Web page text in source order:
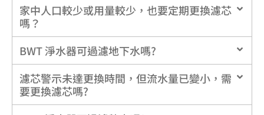
家中人口較少或用量較少，也要定期更換濾芯
嗎？
BWT 淨水器可過濾地下水嗎?
濾芯警示未達更換時間，但流水量已變小，需
要更換濾芯嗎?